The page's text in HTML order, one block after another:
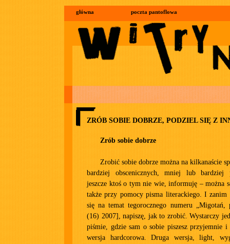
główna poczta pantoflowa
ZRÓB SOBIE DOBRZE, PODZIEL SIĘ Z
Zrób sobie dobrze
Zrobić sobie dobrze można na kilkanaście
bardziej obscenicznych, mniej lub bardziej
jeszcze ktoś o tym nie wie, informuję – można
także przy pomocy pisma literackiego. I zanim
się na temat tegorocznego numeru „Migotań,
(16) 2007], napiszę, jak to zrobić. Wystarczy
piśmie, gdzie sam o sobie piszesz przyjemnie
wersja hardcorowa. Druga wersja, light,